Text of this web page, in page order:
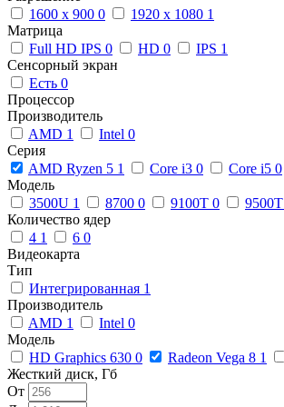
1600 x 900 0 1920 x 1080 1
Матрица
Full HD IPS 0 HD 0 IPS 1
Сенсорный экран
Есть 0
Процессор
Производитель
AMD 1 Intel 0
Серия
AMD Ryzen 5 1 Core i3 0 Core i5 0
Модель
3500U 1 8700 0 9100T 0 9500T
Количество ядер
4 1 6 0
Видеокарта
Тип
Интегрированная 1
Производитель
AMD 1 Intel 0
Модель
HD Graphics 630 0 Radeon Vega 8 1
Жесткий диск, Гб
От